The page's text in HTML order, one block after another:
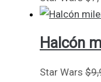
Halcón
Star Wars $